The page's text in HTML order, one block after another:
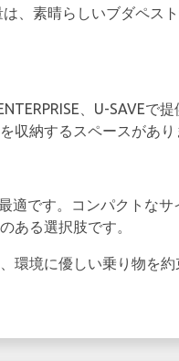
、素晴らしいブダペス
、U-SAVEで
収納するスペースがあり
適です。コンパクトな
ある選択肢です。
環境に優しい乗り物を